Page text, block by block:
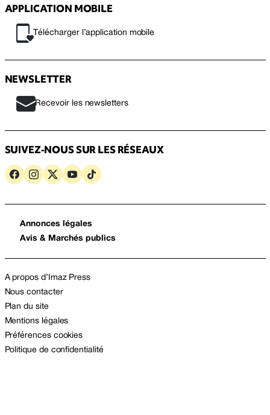
APPLICATION MOBILE
Télécharger l’application mobile
NEWSLETTER
Recevoir les newsletters
SUIVEZ-NOUS SUR LES RÉSEAUX
Annonces légales
Avis & Marchés publics
A propos d’Imaz Press
Nous contacter
Plan du site
Mentions légales
Préférences cookies
Politique de confidentialité